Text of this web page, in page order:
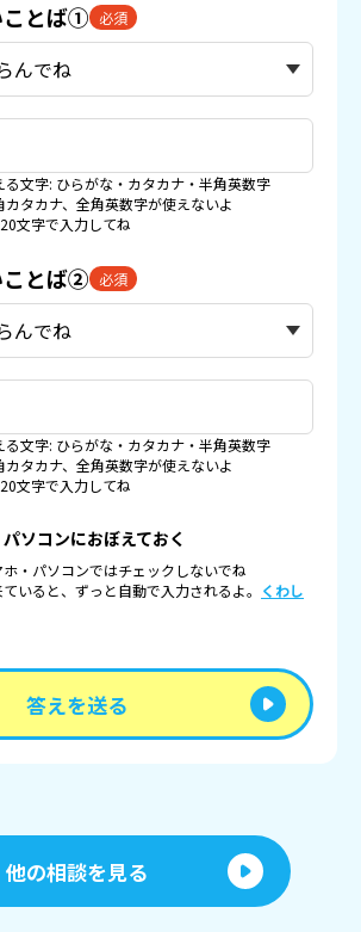
ことば① 必須
文字: ひらがな・カタカナ・半角英数字
タカナ、全角英数字が使えないよ
文字で入力してね
ことば② 必須
文字: ひらがな・カタカナ・半角英数字
タカナ、全角英数字が使えないよ
文字で入力してね
ソコンにおぼえておく
・パソコンではチェックしないでね
いると、ずっと自動で入力されるよ。 くわし
答えを送る
他の相談を見る